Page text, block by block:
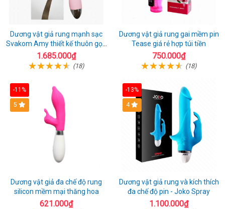
Dương vật giả rung mạnh sạc
Svakom Amy thiết kế thuôn gọn
dễ dùng
1.685.000₫
(18)
Dương vật giả rung gai mềm pin
Tease giá rẻ hợp túi tiền
750.000₫
(18)
-11%
5
Dương vật giả đa chế độ rung
silicon mềm mại thăng hoa
621.000₫
-13%
4
Dương vật giả rung và kích thích
đa chế độ pin - Joko Spray
1.100.000₫